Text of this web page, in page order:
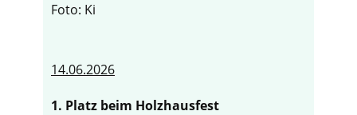
Foto: Ki
14.06.2026
1. Platz beim Holzhausfest